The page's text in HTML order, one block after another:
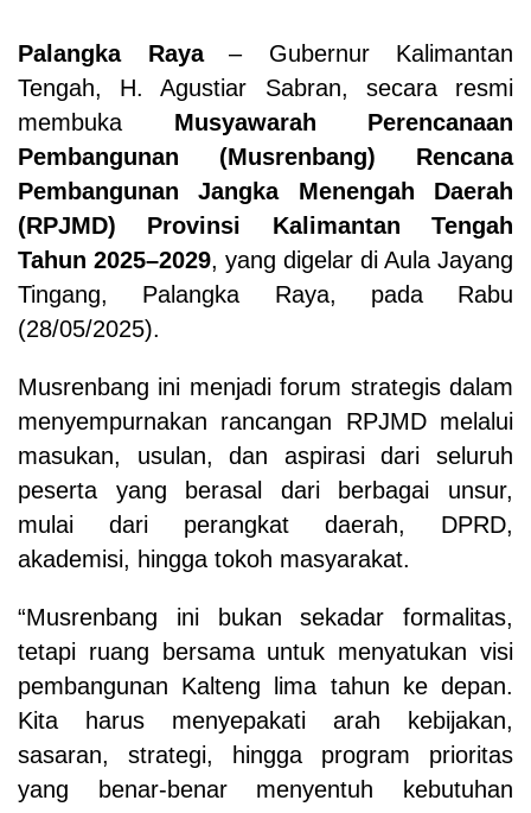
Palangka Raya
– Gubernur Kalimantan
Tengah, H. Agustiar Sabran, secara resmi
membuka Musyawarah Perencanaan
Pembangunan (Musrenbang) Rencana
Pembangunan Jangka Menengah Daerah
(RPJMD) Provinsi Kalimantan Tengah
Tahun 2025–2029, yang digelar di Aula Jayang
Tingang, Palangka Raya, pada Rabu
(28/05/2025).
Musrenbang ini menjadi forum strategis dalam
menyempurnakan rancangan RPJMD melalui
masukan, usulan, dan aspirasi dari seluruh
peserta yang berasal dari berbagai unsur,
mulai dari perangkat daerah, DPRD,
akademisi, hingga tokoh masyarakat.
“Musrenbang ini bukan sekadar formalitas,
tetapi ruang bersama untuk menyatukan visi
pembangunan Kalteng lima tahun ke depan.
Kita harus menyepakati arah kebijakan,
sasaran, strategi, hingga program prioritas
yang benar-benar menyentuh kebutuhan